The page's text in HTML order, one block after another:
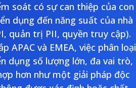
soát có sự can thiệp của con
dụng đến năng suất của nhà
quản trị PII, quyền truy cập).
APAC và EMEA, việc phân loại
dụng số lượng lớn, đa vai trò,
hơn như một giải pháp độc